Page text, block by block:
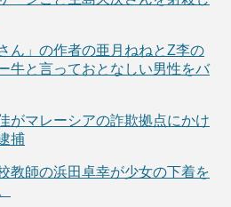
ん」の作者の亜月ねねとZ李の
牛と言っておとなしい男性をバ
がマレーシアの詐欺拠点にかけ
捕
教師の浜田卓幸が少女の下着を